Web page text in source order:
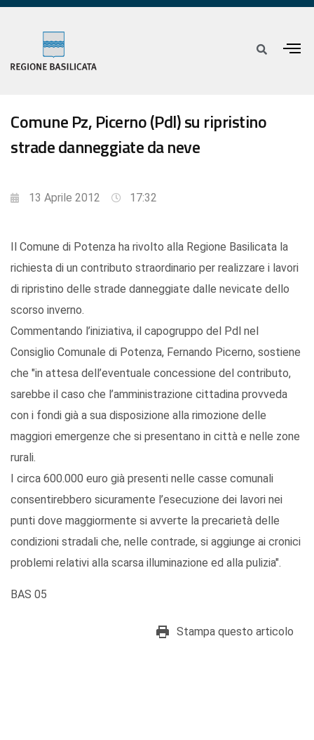
Comune Pz, Picerno (Pdl) su ripristino
strade danneggiate da neve
13 Aprile 2012 17:32
Il Comune di Potenza ha rivolto alla Regione Basilicata la
richiesta di un contributo straordinario per realizzare i lavori
di ripristino delle strade danneggiate dalle nevicate dello
scorso inverno.
Commentando l’iniziativa, il capogruppo del Pdl nel
Consiglio Comunale di Potenza, Fernando Picerno, sostiene
che "in attesa dell’eventuale concessione del contributo,
sarebbe il caso che l’amministrazione cittadina provveda
con i fondi già a sua disposizione alla rimozione delle
maggiori emergenze che si presentano in città e nelle zone
rurali.
I circa 600.000 euro già presenti nelle casse comunali
consentirebbero sicuramente l’esecuzione dei lavori nei
punti dove maggiormente si avverte la precarietà delle
condizioni stradali che, nelle contrade, si aggiunge ai cronici
problemi relativi alla scarsa illuminazione ed alla pulizia".
BAS 05
Stampa questo articolo